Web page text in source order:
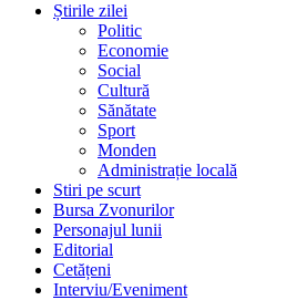
Știrile zilei
Politic
Economie
Social
Cultură
Sănătate
Sport
Monden
Administrație locală
Stiri pe scurt
Bursa Zvonurilor
Personajul lunii
Editorial
Cetățeni
Interviu/Eveniment